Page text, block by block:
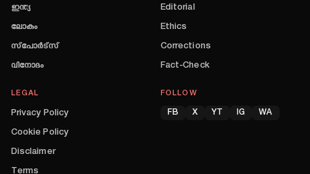
ഇന്ത്യ
ലോകം
സ്പോർട്സ്
വിനോദം
Editorial
Ethics
Corrections
Fact-Check
LEGAL
Privacy Policy
Cookie Policy
Disclaimer
Terms
FOLLOW
FB X YT IG WA